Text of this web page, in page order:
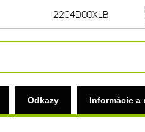
22C4D00XLB
Odkazy Informácie a